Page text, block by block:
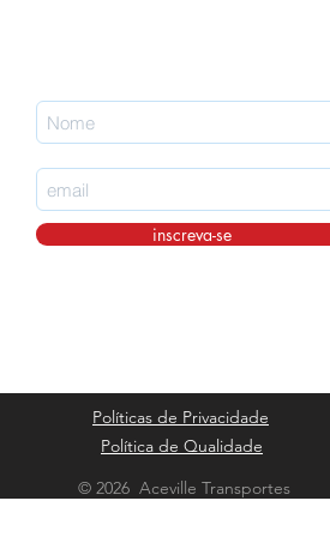
inscreva-se
Políticas de Privacidade
Política de Qualidade
© 2026 Aceville Transportes